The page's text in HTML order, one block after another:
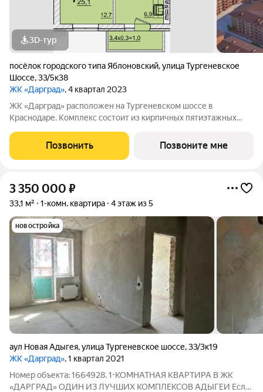
3D-тур
посёлок городского типа Яблоновский,улица Тургеневское
Шоссе,33/5к38
ЖК «Дарград», 4 квартал 2023
ЖК «Дарград» расположен на Тургеневском шоссе в
Краснодаре. Комплекс состоит из кирпичных пятиэтажных
В комплексе представлены квартиры от студий до
трёхкомнатных с предчистовой отделкой, также
Позвонить Позвоните мне
3 350 000 ₽
33,1 м² 1-комн. квартира 4 этаж из 5
новостройка
аул Новая Адыгея,улица Тургеневское шоссе,33/3к19
ЖК «Дарград», 1 квартал 2021
Номер объекта: 1664928. 1-КОМНАТНАЯ КВАРТИРА В ЖК
«ДАРГРАД» ОДИН ИЗ ЛУЧШИХ КОМПЛЕКСОВ АДЫГЕИ Если